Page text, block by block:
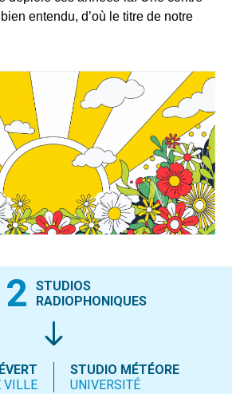
entendu, d’où le titre de notre
2
STUDIOS
RADIOPHONIQUES
VILLE
STUDIO MÉTÉORE
UNIVERSITÉ